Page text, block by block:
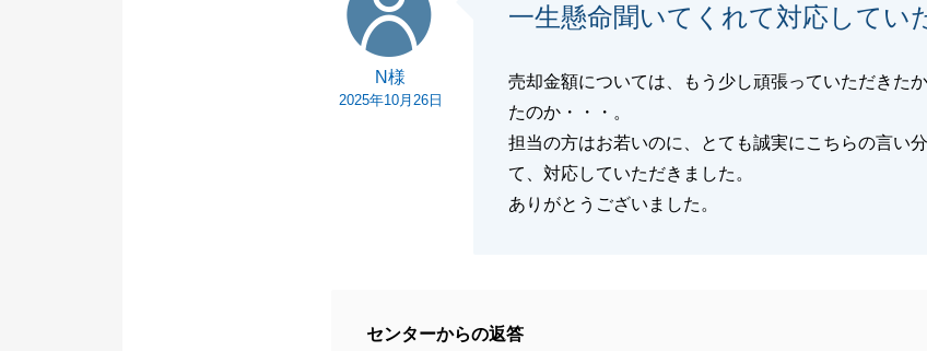
N様
2025年10月26日
一生懸命聞いてくれて対応してい
売却金額については、もう少し頑張っていただきた
たのか・・・。
担当の方はお若いのに、とても誠実にこちらの言い
て、対応していただきました。
ありがとうございました。
センターからの返答